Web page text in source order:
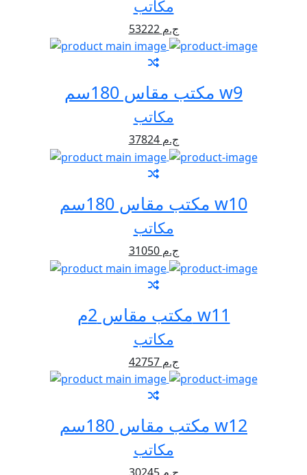
مكاتب
53222 ج.م
مكتب مقاس 180سم w9
مكاتب
37824 ج.م
مكتب مقاس 180سم w10
مكاتب
31050 ج.م
مكتب مقاس 2م w11
مكاتب
42757 ج.م
مكتب مقاس 180سم w12
مكاتب